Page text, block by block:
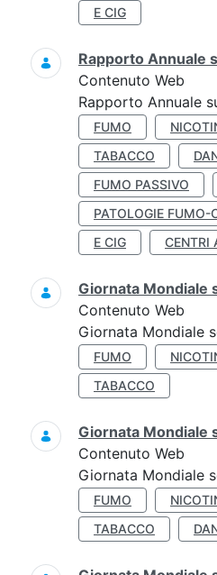
E CIG
Rapporto Annuale
Contenuto Web
Rapporto Annuale
FUMO
TABACCO
FUMO PASSIVO
PATOLOGIE FUMO-
E CIG
CENTRI
Giornata Mondiale
Contenuto Web
Giornata Mondiale
FUMO
TABACCO
Giornata Mondiale
Contenuto Web
Giornata Mondiale
FUMO
TABACCO